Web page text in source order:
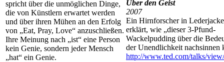
spricht über die unmöglichen Dinge,
die von Künstlern erwartet werden
und über ihren Mühen an den Erfolg
von „Eat, Pray, Love“ anzuschließen.
Ihre Meinung nach „ist“ eine Person
kein Genie, sondern jeder Mensch
„hat“ ein Genie.
Über den Geist
2007
Ein Hirnforscher in Lederjacke
erklärt, wie „dieser 3-Pfund-
Wackelpudding über die
der Unendlichkeit nachsinnen
http://www.ted.com/talks/